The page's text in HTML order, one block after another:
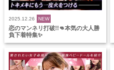
2025.12.26 NEW
恋のマンネリ打破!!👊本気の大人勝
負下着特集✨